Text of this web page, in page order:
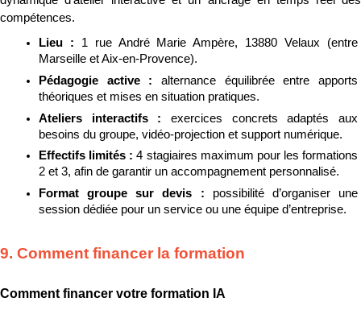
compétences.
Lieu : 1 rue André Marie Ampère, 13880 Velaux (entre
Marseille et Aix-en-Provence).
Pédagogie active : alternance équilibrée entre apports
théoriques et mises en situation pratiques.
Ateliers interactifs : exercices concrets adaptés aux
besoins du groupe, vidéo-projection et support numérique.
Effectifs limités : 4 stagiaires maximum pour les formations
2 et 3, afin de garantir un accompagnement personnalisé.
Format groupe sur devis : possibilité d’organiser une
session dédiée pour un service ou une équipe d’entreprise.
9. Comment financer la formation
Comment financer votre formation IA